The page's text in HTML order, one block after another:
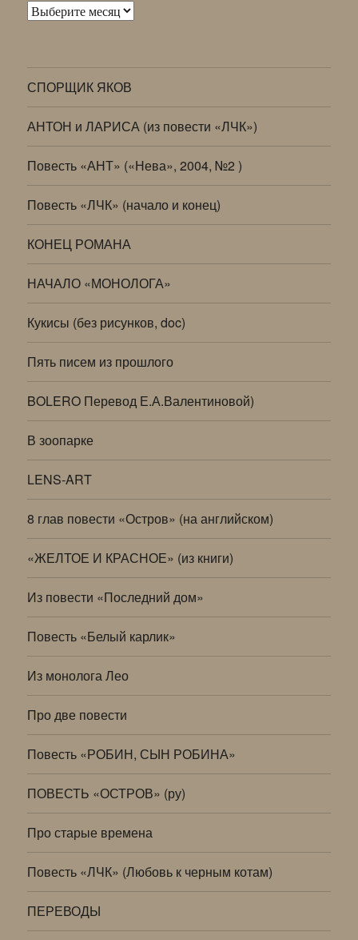
Архивы
СПОРЩИК ЯКОВ
АНТОН и ЛАРИСА (из повести «ЛЧК»)
Повесть «АНТ» («Нева», 2004, №2 )
Повесть «ЛЧК» (начало и конец)
КОНЕЦ РОМАНА
НАЧАЛО «МОНОЛОГА»
Кукисы (без рисунков, doc)
Пять писем из прошлого
BOLERO Перевод Е.А.Валентиновой)
В зоопарке
LENS-ART
8 глав повести «Остров» (на английском)
«ЖЕЛТОЕ И КРАСНОЕ» (из книги)
Из повести «Последний дом»
Повесть «Белый карлик»
Из монолога Лео
Про две повести
Повесть «РОБИН, СЫН РОБИНА»
ПОВЕСТЬ «ОСТРОВ» (ру)
Про старые времена
Повесть «ЛЧК» (Любовь к черным котам)
ПЕРЕВОДЫ